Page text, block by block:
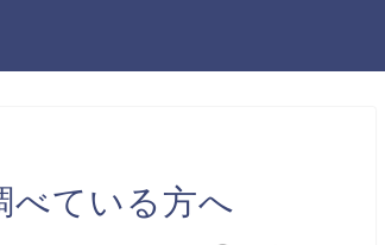
べている方へ